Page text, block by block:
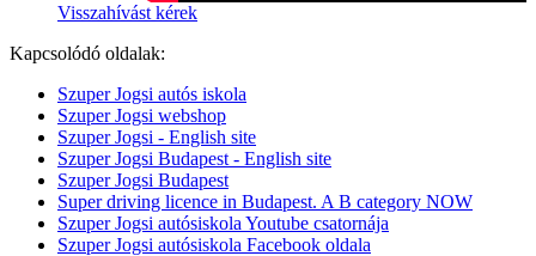
Visszahívást kérek
Kapcsolódó oldalak:
Szuper Jogsi autós iskola
Szuper Jogsi webshop
Szuper Jogsi - English site
Szuper Jogsi Budapest - English site
Szuper Jogsi Budapest
Super driving licence in Budapest. A B category NOW
Szuper Jogsi autósiskola Youtube csatornája
Szuper Jogsi autósiskola Facebook oldala